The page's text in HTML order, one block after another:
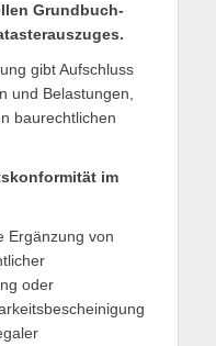
Grundbuch-
gibt Aufschluss
und Belastungen,
baurechtlichen
im
Ergänzung von
oder